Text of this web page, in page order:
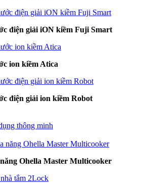
điện giải iON kiềm Fuji Smart
ion kiềm Atica
điện giải ion kiềm Robot
thông minh
Ohella Master Multicooker